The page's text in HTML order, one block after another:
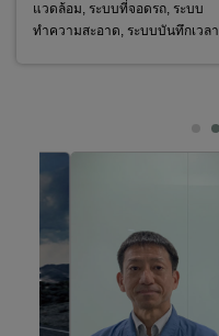
แวดล้อม, ระบบที่จอดรถ, ระบบ
ทำความสะอาด, ระบบบันทึกเวลา